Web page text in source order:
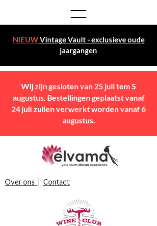
NIEUWVintage Vault - exclusieve oude
jaargangen
Over ons | Contact
Wij zijn gesloten van 25 juli tem 5
augustus. Bestellingen geplaatst vanaf
24 juli zullen verwerkt worden vanaf 6
augustus.